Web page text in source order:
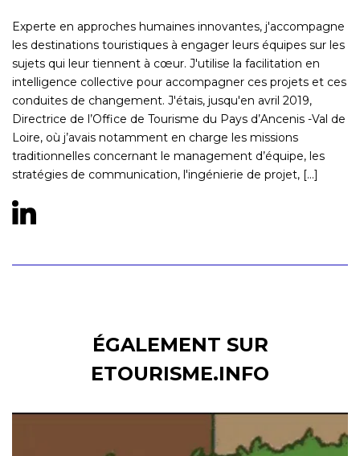
Experte en approches humaines innovantes, j'accompagne
les destinations touristiques à engager leurs équipes sur les
sujets qui leur tiennent à cœur. J'utilise la facilitation en
intelligence collective pour accompagner ces projets et ces
conduites de changement. J'étais, jusqu'en avril 2019,
Directrice de l’Office de Tourisme du Pays d’Ancenis -Val de
Loire, où j’avais notamment en charge les missions
traditionnelles concernant le management d’équipe, les
stratégies de communication, l'ingénierie de projet, [...]
ÉGALEMENT SUR
ETOURISME.INFO